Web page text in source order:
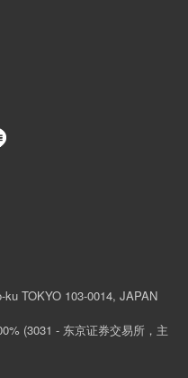
ku TOKYO 103-0014, JAPAN
(3031 - 东京证券交易所，主